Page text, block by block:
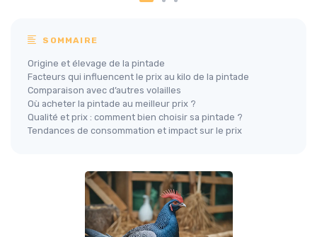
SOMMAIRE
Origine et élevage de la pintade
Facteurs qui influencent le prix au kilo de la pintade
Comparaison avec d’autres volailles
Où acheter la pintade au meilleur prix ?
Qualité et prix : comment bien choisir sa pintade ?
Tendances de consommation et impact sur le prix